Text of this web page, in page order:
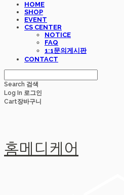
HOME
SHOP
EVENT
CS CENTER
NOTICE
FAQ
1:1문의게시판
CONTACT
Search 검색
Log In 로그인
Cart장바구니
홈메디케어